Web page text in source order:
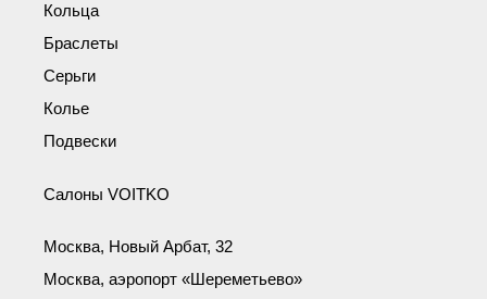
Кольца
Браслеты
Серьги
Колье
Подвески
Салоны VOITKO
Москва, Новый Арбат, 32
Москва, аэропорт «Шереметьево»